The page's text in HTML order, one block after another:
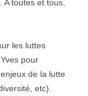
toutes et tous,
les luttes
pour
de la lutte
etc).